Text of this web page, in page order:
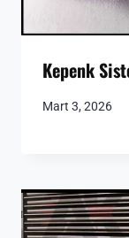
Kepenk
Mart 3, 2026